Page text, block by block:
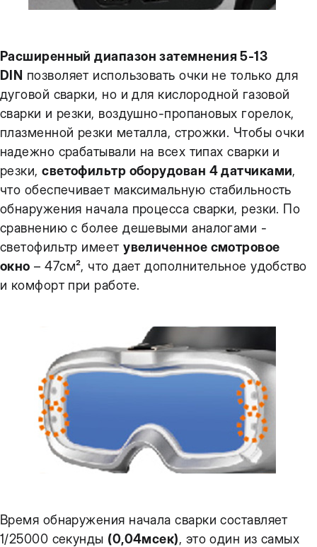
Расширенный диапазон затемнения 5-13
DIN позволяет использовать очки не только для
дуговой сварки, но и для кислородной газовой
сварки и резки, воздушно-пропановых горелок,
плазменной резки металла, строжки. Чтобы очки
надежно срабатывали на всех типах сварки и
резки,светофильтр оборудован 4 датчиками,
что обеспечивает максимальную стабильность
обнаружения начала процесса сварки, резки. По
сравнению с более дешевыми аналогами -
светофильтр имеетувеличенное смотровое
окно – 47см², что дает дополнительное удобство
и комфорт при работе.
Время обнаружения начала сварки составляет
1/25000 секунды (0,04мсек), это один из самых